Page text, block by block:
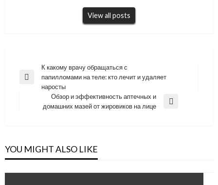
View all posts
Навигация
по
записям
Previous
К какому врачу обращаться с
папилломами на теле: кто лечит и удаляет
наросты
Обзор и эффективность аптечных и
домашних мазей от жировиков на лице
YOU MIGHT ALSO LIKE